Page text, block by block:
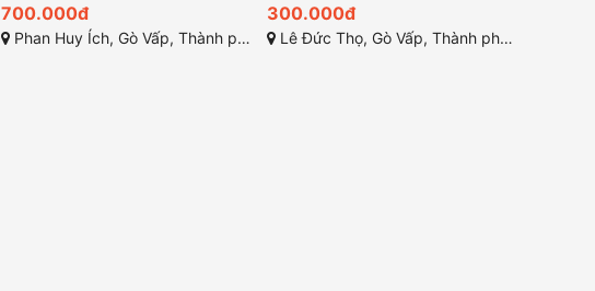
700.000đ
Phan Huy Ích, Gò Vấp, Thành phố Hồ Chí Minh
300.000đ
Lê Đức Thọ, Gò Vấp, Thành phố Hồ Chí Minh,